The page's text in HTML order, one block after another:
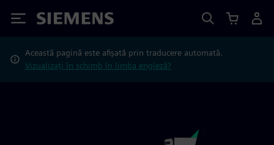
Siemens
Această pagină este afișată prin traducere automată.
Vizualizați în schimb în limba engleză?